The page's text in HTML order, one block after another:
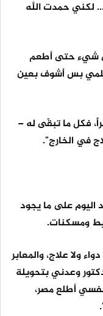
لكني حمدت الله
شيء حتى أطعم
حلمي بس أشوف بعين
فكل ما تبقّى له –
في الخارج".
أبو وسيم المكونة من 7 أفرد اليوم على ما يجود
ومسكنات.
ولا علاج، والمعابر
وعدني بتحويلة
أطلع مصر،